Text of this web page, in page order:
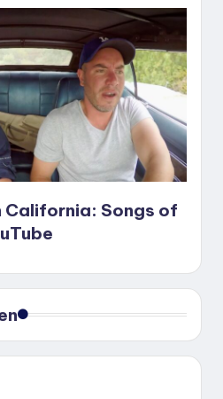
California: Songs of